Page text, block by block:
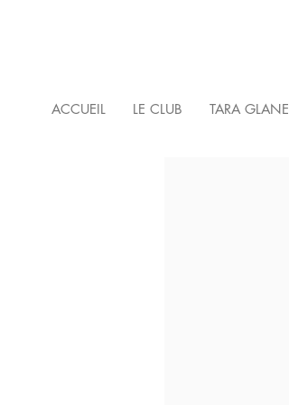
ACCUEIL LE CLUB TARA GLANE